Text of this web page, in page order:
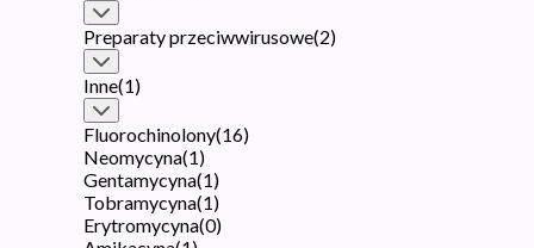
Preparaty przeciwwirusowe(2)
Inne(1)
Fluorochinolony(16)
Neomycyna(1)
Gentamycyna(1)
Tobramycyna(1)
Erytromycyna(0)